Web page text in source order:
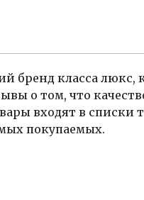
бренд класса
о том, что
входят в списки
покупаемых.